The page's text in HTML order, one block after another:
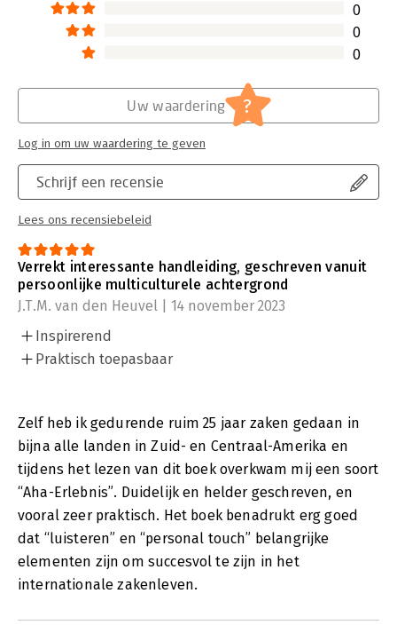
0
0
0
Schrijf een recensie
Lees ons recensiebeleid
Uw waardering ?
Log in om uw waardering te geven
Verrekt interessante handleiding, geschreven vanuit
persoonlijke multiculturele achtergrond
J.T.M. van den Heuvel | 14 november 2023
Inspirerend
Praktisch toepasbaar
Zelf heb ik gedurende ruim 25 jaar zaken gedaan in
bijna alle landen in Zuid- en Centraal-Amerika en
tijdens het lezen van dit boek overkwam mij een soort
“Aha-Erlebnis”. Duidelijk en helder geschreven, en
vooral zeer praktisch. Het boek benadrukt erg goed
dat “luisteren” en “personal touch” belangrijke
elementen zijn om succesvol te zijn in het
internationale zakenleven.